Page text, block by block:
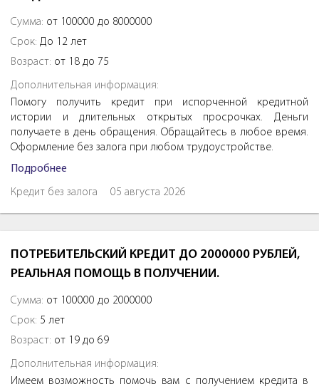
Сумма: от 100000 до 8000000
Срок: До 12 лет
Возраст: от 18 до 75
Дополнительная информация:
Помогу получить кредит при испорченной кредитной
истории и длительных открытых просрочках. Деньги
получаете в день обращения. Обращайтесь в любое время.
Оформление без залога при любом трудоустройстве.
Подробнее
Кредит без залога 05 августа 2026
ПОТРЕБИТЕЛЬСКИЙ КРЕДИТ ДО 2000000 РУБЛЕЙ,
РЕАЛЬНАЯ ПОМОЩЬ В ПОЛУЧЕНИИ.
Сумма: от 100000 до 2000000
Срок: 5 лет
Возраст: от 19 до 69
Дополнительная информация:
Имеем возможность помочь вам с получением кредита в